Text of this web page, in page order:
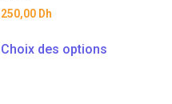
250,00 Dh
Choix des options